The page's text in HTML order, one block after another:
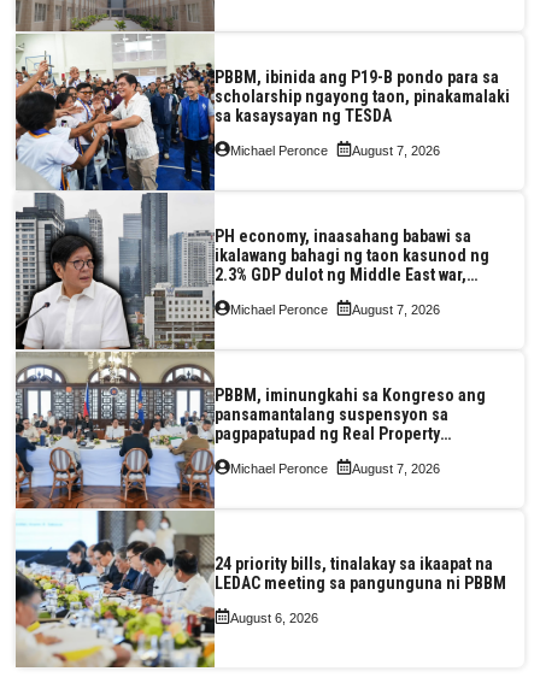
PBBM, ibinida ang P19-B pondo para sa
scholarship ngayong taon, pinakamalaki
sa kasaysayan ng TESDA
Michael Peronce August 7, 2026
PH economy, inaasahang babawi sa
ikalawang bahagi ng taon kasunod ng
2.3% GDP dulot ng Middle East war,
pagkaantala ng public construction
Michael Peronce August 7, 2026
PBBM, iminungkahi sa Kongreso ang
pansamantalang suspensyon sa
pagpapatupad ng Real Property
Valuation and Assessment Reform Act
Michael Peronce August 7, 2026
24 priority bills, tinalakay sa ikaapat na
LEDAC meeting sa pangunguna ni PBBM
August 6, 2026